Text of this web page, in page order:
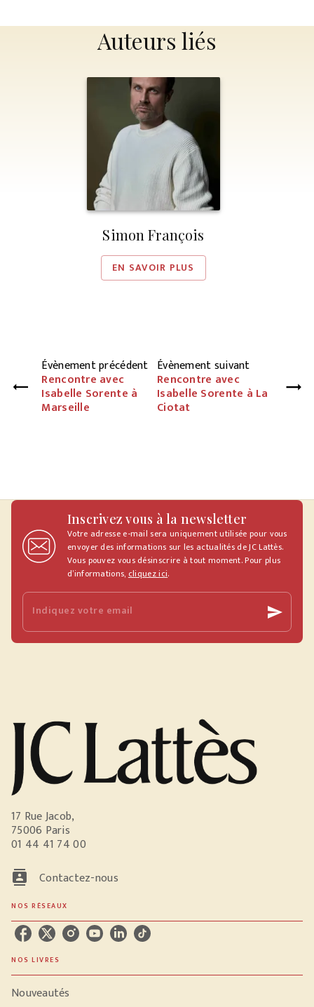
Auteurs liés
Simon François
EN SAVOIR PLUS
Évènement précédent
Rencontre avec
Isabelle Sorente à
Marseille
Évènement suivant
Rencontre avec
Isabelle Sorente à La
Ciotat
Inscrivez vous à la newsletter
Votre adresse e-mail sera uniquement utilisée pour vous
envoyer des informations sur les actualités de JC Lattès.
Vous pouvez vous désinscrire à tout moment. Pour plus
d’informations,cliquez ici.
Indiquez votre email send
17 Rue Jacob,
75006 Paris
01 44 41 74 00
contacts Contactez-nous
NOS RÉSEAUX
NOS LIVRES
Nouveautés